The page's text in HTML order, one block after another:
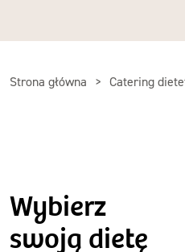
Strona główna Catering
Wybierz
swoją dietę